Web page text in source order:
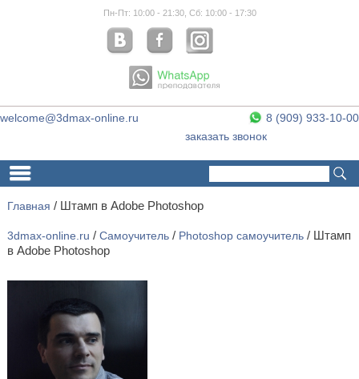
Пн-Пт: 10:00 - 21:30, Сб: 10:00 - 17:30
welcome@3dmax-online.ru
8 (909) 933-10-00
заказать звонок
Главная / Штамп в Adobe Photoshop
3dmax-online.ru / Самоучитель/ Photoshop самоучитель/ Штамп
в Adobe Photoshop